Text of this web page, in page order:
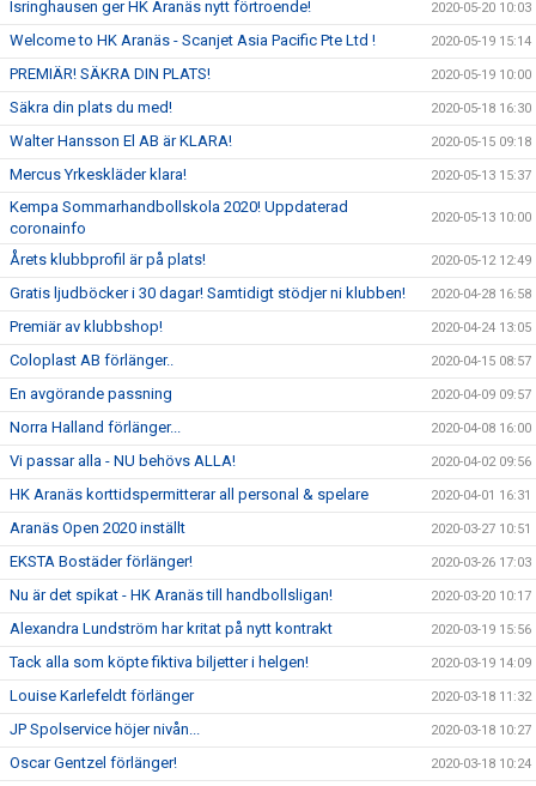
Isringhausen ger HK Aranäs nytt förtroende! 2020-05-20 10:03
Welcome to HK Aranäs - Scanjet Asia Pacific Pte Ltd ! 2020-05-19 15:14
PREMIÄR! SÄKRA DIN PLATS! 2020-05-19 10:00
Säkra din plats du med! 2020-05-18 16:30
Walter Hansson El AB är KLARA! 2020-05-15 09:18
Mercus Yrkeskläder klara! 2020-05-13 15:37
Kempa Sommarhandbollskola 2020! Uppdaterad
coronainfo
2020-05-13 10:00
Årets klubbprofil är på plats! 2020-05-12 12:49
Gratis ljudböcker i 30 dagar! Samtidigt stödjer ni klubben! 2020-04-28 16:58
Premiär av klubbshop! 2020-04-24 13:05
Coloplast AB förlänger.. 2020-04-15 08:57
En avgörande passning 2020-04-09 09:57
Norra Halland förlänger... 2020-04-08 16:00
Vi passar alla - NU behövs ALLA! 2020-04-02 09:56
HK Aranäs korttidspermitterar all personal & spelare 2020-04-01 16:31
Aranäs Open 2020 inställt 2020-03-27 10:51
EKSTA Bostäder förlänger! 2020-03-26 17:03
Nu är det spikat - HK Aranäs till handbollsligan! 2020-03-20 10:17
Alexandra Lundström har kritat på nytt kontrakt 2020-03-19 15:56
Tack alla som köpte fiktiva biljetter i helgen! 2020-03-19 14:09
Louise Karlefeldt förlänger 2020-03-18 11:32
JP Spolservice höjer nivån... 2020-03-18 10:27
Oscar Gentzel förlänger! 2020-03-18 10:24